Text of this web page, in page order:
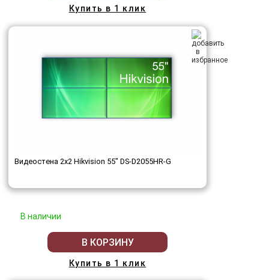
Купить в 1 клик
Видеостена 2x2 Hikvision 55" DS-D2055HR-G
В наличии
В КОРЗИНУ
Купить в 1 клик